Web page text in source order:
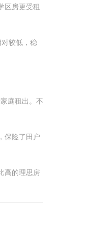
区房更受租
较低，稳
庭租出。不
保险了田户
高的理思房